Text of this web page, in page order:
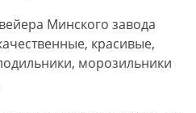
Минского завода
красивые,
морозильники